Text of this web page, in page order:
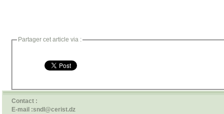
Partager cet article via :
Contact :
E-mail :sndl@cerist.dz